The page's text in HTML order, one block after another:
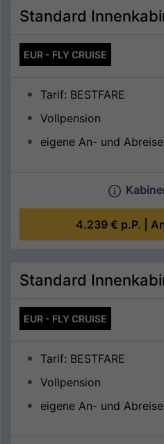
Standard
EUR - FLY CRUISE
Tarif: BESTFARE
Vollpension
eigene An- und Abreise
4.239 € p.P. |
Standard
EUR - FLY CRUISE
Tarif: BESTFARE
Vollpension
eigene An- und Abreise